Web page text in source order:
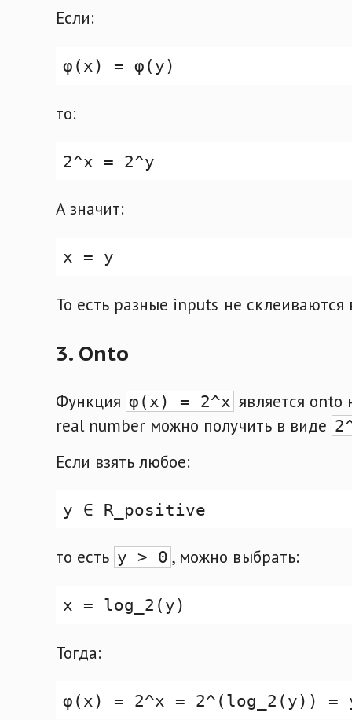
Если:
то:
А значит:
То есть разные inputs не
3. Onto
Функция φ(x) = 2^x является onto
real number можно получить в виде
Если взять любое:
то есть y > 0 , можно выбрать:
Тогда: